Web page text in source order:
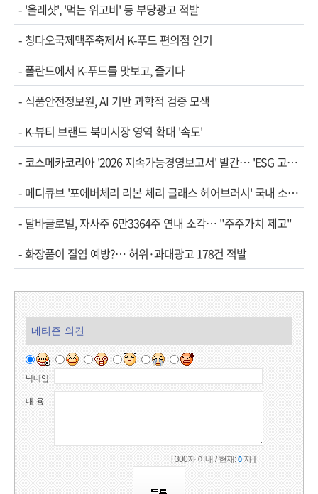
- '올레샷', '먹는 위고비' 등 부당광고 적발
- 칭다오국제맥주축제서 K-푸드 편의점 인기
- 폴란드에서 K-푸드를 맛보고, 즐기다
- 식품안전정보원, AI 기반 과학적 검증 모색
- K-뷰티 브랜드 북미시장 영역 확대 '속도'
- 코스메카코리아 '2026 지속가능경영보고서' 발간… 'ESG 고…
- 메디큐브 '포에버체리 리본 체리 글래스 헤어브러시' 국내 소…
- 달바글로벌, 자사주 6만3364주 연내 소각… "주주가치 제고"
-화장품이 질염 예방?… 허위·과대광고 178건 적발
네티즌 의견
닉네임
내 용
[ 300자 이내 / 현재:0자 ]